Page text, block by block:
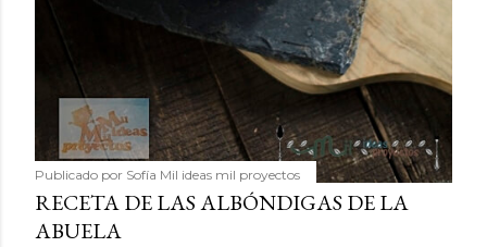
Publicado por Sofía Mil ideas mil proyectos
RECETA DE LAS ALBÓNDIGAS DE LA
ABUELA